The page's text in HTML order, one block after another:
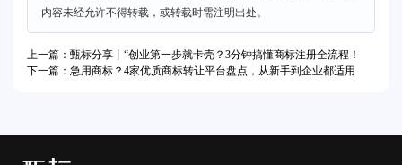
内容未经允许不得转载，或转载时需注明出处。
上一篇：甄标分享丨“创业第一步就卡壳？3分钟搞懂商标注册全流程！
下一篇：急用商标？4家优质商标转让平台盘点，从新手到企业都适用